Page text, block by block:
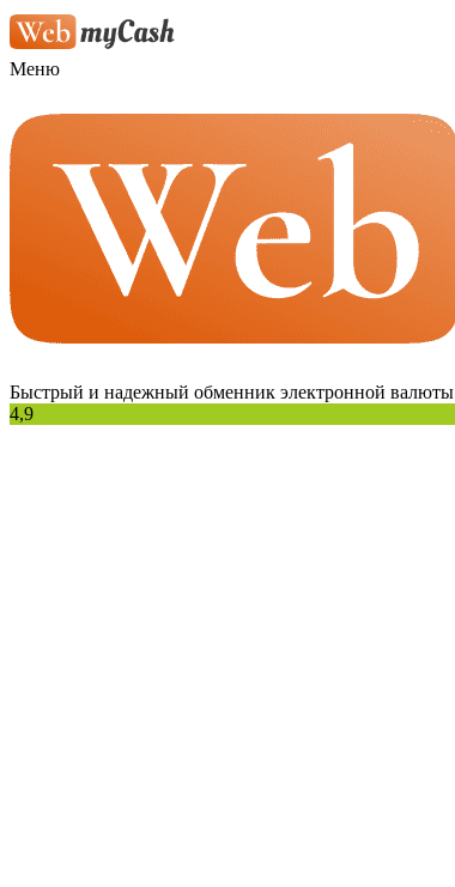
Меню
Быстрый и надежный обменник электронной валюты
4,9